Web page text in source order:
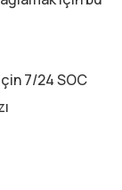
7/24 SOC